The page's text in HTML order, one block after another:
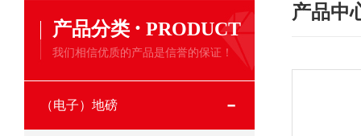
产品分类 · PRODUCT
我们相信优质的产品是信誉的保证！
（电子）地磅
产品中